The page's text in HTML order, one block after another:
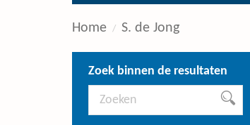
Home S. de Jong
Zoek binnen de resultaten